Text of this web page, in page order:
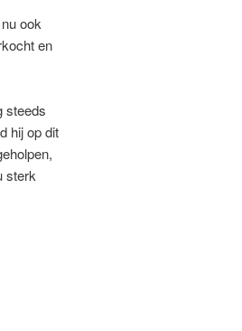
ook
en
steeds
hij op dit
sterk